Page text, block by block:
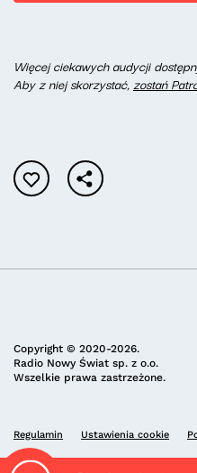
Więcej ciekawych audycji
Aby z niej skorzystać,zostań
Copyright © 2020-2026.
Radio Nowy Świat sp. z o.o.
Wszelkie prawa zastrzeżone.
Regulamin Ustawienia cookie